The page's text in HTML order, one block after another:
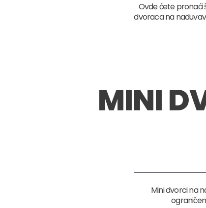
Ovde ćete pronaći
dvoraca na
MINI
Mini dvorci na